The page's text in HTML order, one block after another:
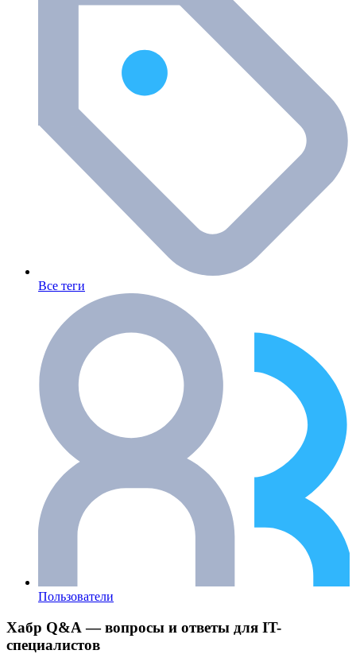
Все теги
Пользователи
Хабр Q&A — вопросы и ответы для IT-
специалистов